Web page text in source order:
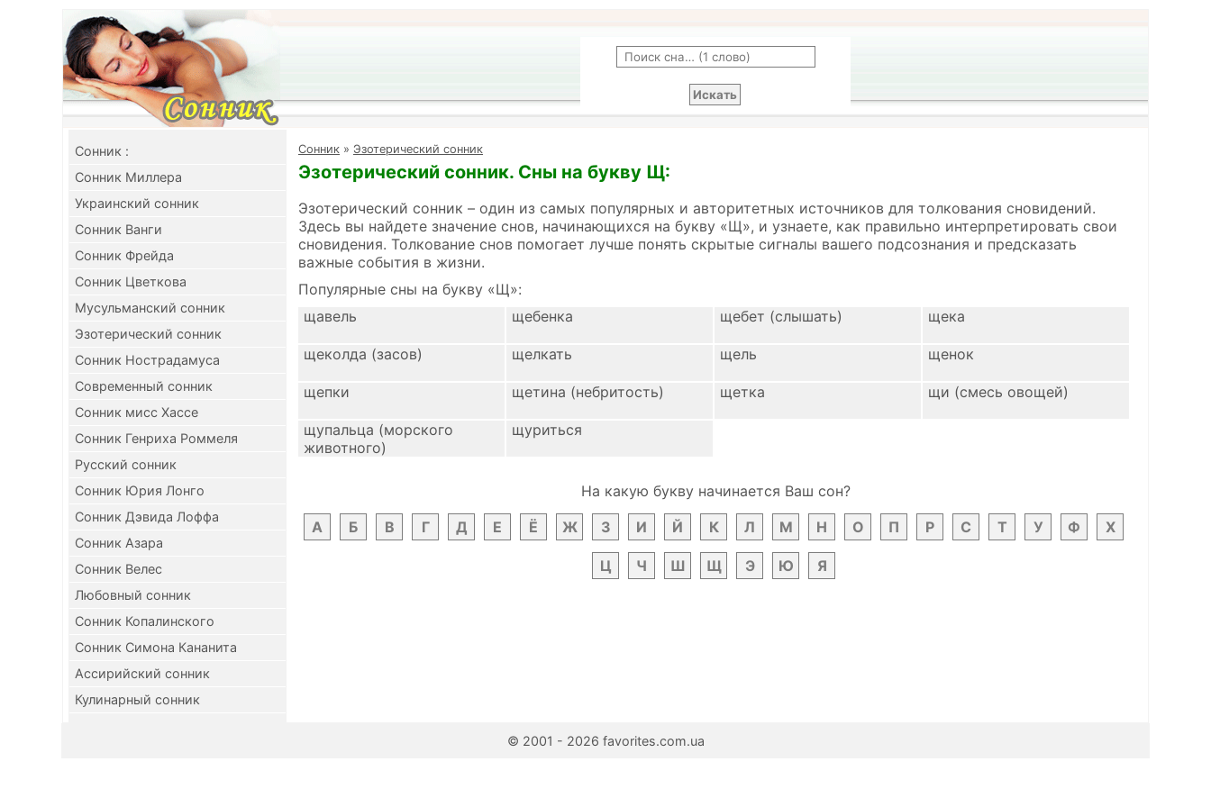
Cонник :
Сонник Миллера
Украинский сонник
Сонник Ванги
Сонник Фрейда
Сонник Цветкова
Мусульманский сонник
Эзотерический сонник
Сонник Нострадамуса
Современный сонник
Сонник мисс Хассе
Сонник Генриха Роммеля
Русский сонник
Сонник Юрия Лонго
Сонник Дэвида Лоффа
Сонник Азара
Сонник Велес
Любовный сонник
Сонник Копалинского
Сонник Симона Кананита
Ассирийский сонник
Кулинарный сонник
Cонник » Эзотерический сонник
Эзотерический сонник. Сны на букву Щ:
Эзотерический сонник – один из самых популярных и авторитетных источников для толкования сновидений.
Здесь вы найдете значение снов, начинающихся на букву «Щ», и узнаете, как правильно интерпретировать свои
сновидения. Толкование снов помогает лучше понять скрытые сигналы вашего подсознания и предсказать
важные события в жизни.
Популярные сны на букву «Щ»:
щавель
щебенка щебет (слышать) щека
щеколда (засов) щелкать щель щенок
щепки щетина (небритость) щетка щи (смесь овощей)
щупальца (морского
животного)
щуриться
На какую букву начинается Ваш сон?
А
Б В Г Д Е Ё Ж З И Й К Л М Н О П Р С Т У Ф Х
Ц Ч Ш Щ Э Ю Я
© 2001 - 2026 favorites.com.ua